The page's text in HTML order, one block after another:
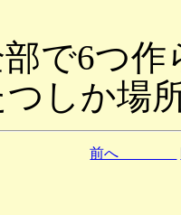
で6つ
しか場
前へ